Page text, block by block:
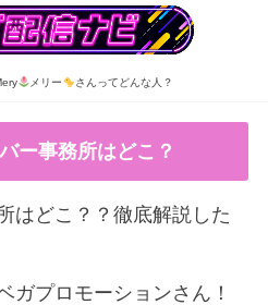
メリー さんってどんな人？
ー事務所はどこ？
はどこ？？徹底解説した
ガプロモーションさん！